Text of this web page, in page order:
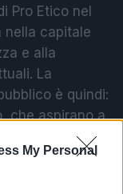
My Personal
Pro Etico nel
nella capitale
e alla
La
è quindi:
che aspirano a
e violenza?